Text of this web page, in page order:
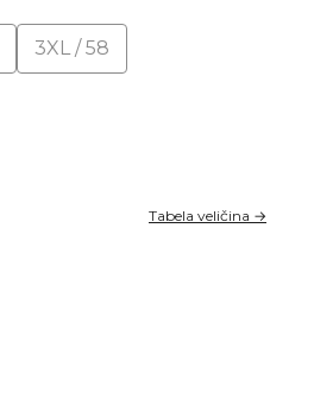
3XL / 58
Tabela veličina →